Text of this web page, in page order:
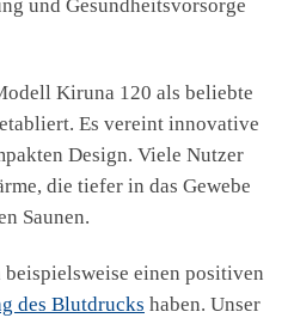
und Gesundheitsvorsorge
Kiruna 120 als beliebte
etabliert. Es vereint innovative
Design. Viele Nutzer
die tiefer in das Gewebe
Saunen.
einen positiven
des Blutdrucks haben. Unser